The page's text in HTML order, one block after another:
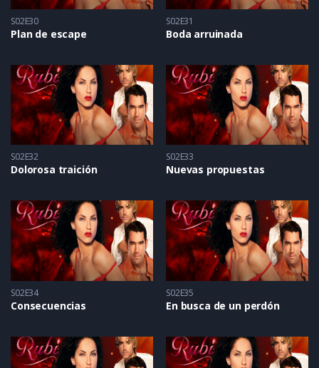
S02E30
Plan de escape
S02E31
Boda arruinada
S02E32
Dolorosa traición
S02E33
Nuevas propuestas
S02E34
Consecuencias
S02E35
En busca de un perdón